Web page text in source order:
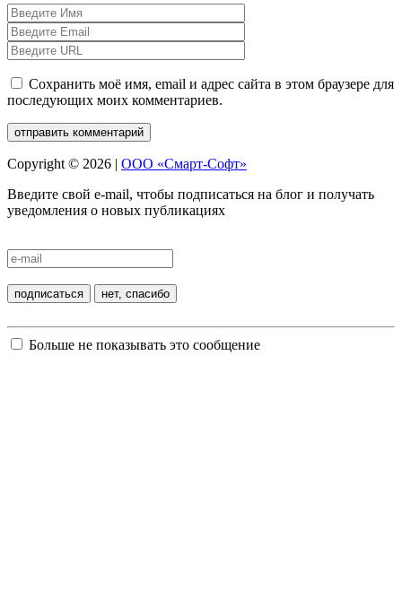
Сохранить моё имя, email и адрес сайта в этом браузере для
последующих моих комментариев.
Copyright © 2026 | ООО «Смарт-Софт»
Введите свой e-mail, чтобы подписаться на блог и получать
уведомления о новых публикациях
Больше не показывать это сообщение